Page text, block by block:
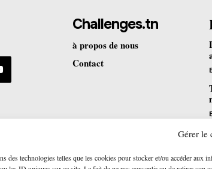
Gérer le
des technologies telles que les cookies pour stocker et/ou accéder aux
Challenges.tn
à propos de nous
Contact